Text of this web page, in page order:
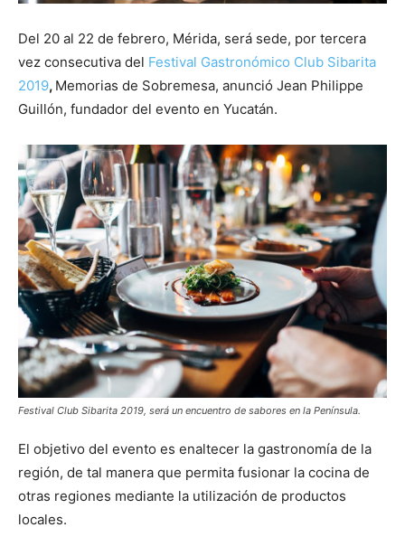
Del 20 al 22 de febrero, Mérida, será sede, por tercera
vez consecutiva del Festival Gastronómico Club Sibarita
2019, Memorias de Sobremesa, anunció Jean Philippe
Guillón, fundador del evento en Yucatán.
Festival Club Sibarita 2019, será un encuentro de sabores en la Península.
El objetivo del evento es enaltecer la gastronomía de la
región, de tal manera que permita fusionar la cocina de
otras regiones mediante la utilización de productos
locales.